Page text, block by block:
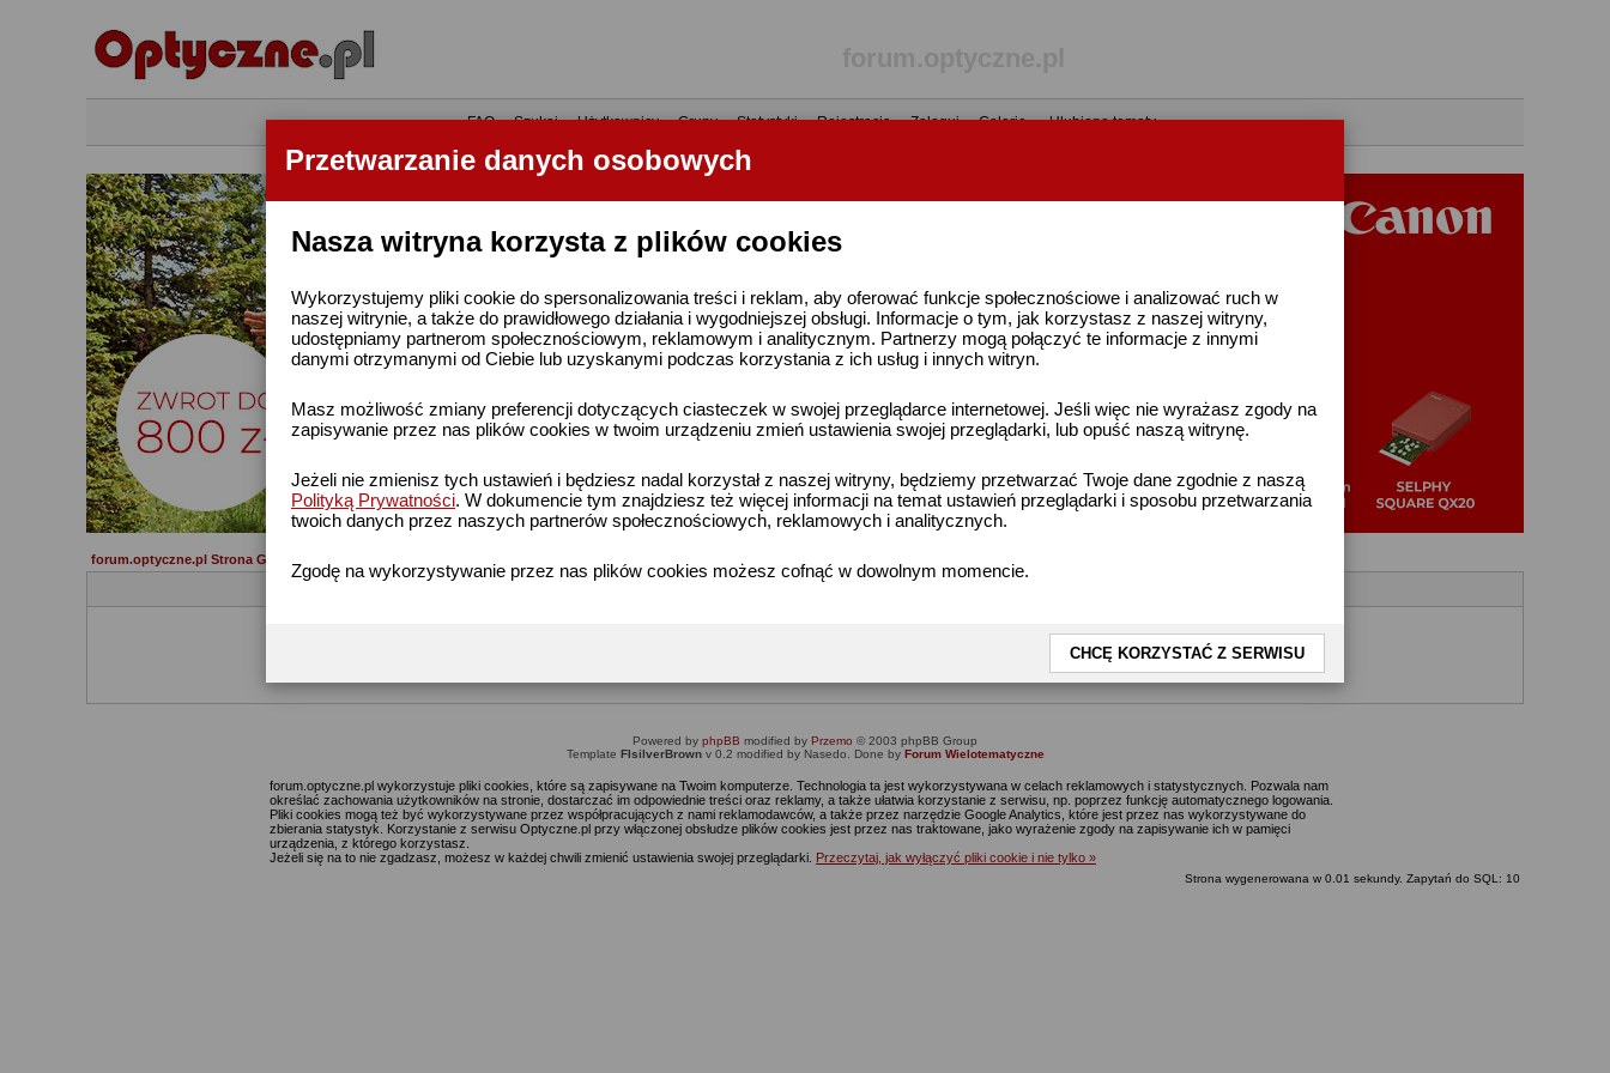
Przetwarzanie danych osobowych
Nasza witryna korzysta z plików cookies
Wykorzystujemy pliki cookie do spersonalizowania treści i reklam, aby oferować funkcje społecznościowe i analizować ruch w
naszej witrynie, a także do prawidłowego działania i wygodniejszej obsługi. Informacje o tym, jak korzystasz z naszej witryny,
udostępniamy partnerom społecznościowym, reklamowym i analitycznym. Partnerzy mogą połączyć te informacje z innymi
danymi otrzymanymi od Ciebie lub uzyskanymi podczas korzystania z ich usług i innych witryn.
Masz możliwość zmiany preferencji dotyczących ciasteczek w swojej przeglądarce internetowej. Jeśli więc nie wyrażasz zgody na
zapisywanie przez nas plików cookies w twoim urządzeniu zmień ustawienia swojej przeglądarki, lub opuść naszą witrynę.
Jeżeli nie zmienisz tych ustawień i będziesz nadal korzystał z naszej witryny, będziemy przetwarzać Twoje dane zgodnie z naszą
Polityką Prywatności. W dokumencie tym znajdziesz też więcej informacji na temat ustawień przeglądarki i sposobu przetwarzania
twoich danych przez naszych partnerów społecznościowych, reklamowych i analitycznych.
Zgodę na wykorzystywanie przez nas plików cookies możesz cofnąć w dowolnym momencie.
CHCĘ KORZYSTAĆ Z SERWISU
•FAQ•Szukaj•Użytkownicy•Grupy•Statystyki•Rejestracja•Zaloguj•Galerie• Ulubione tematy
forum.optyczne.pl Strona Główna
żeby przejść do formularza rejestracyjnego.
Powered by phpBB modified by Przemo © 2003 phpBB Group
Template FIsilverBrownv 0.2 modified by Nasedo. Done by Forum Wielotematyczne
forum.optyczne.pl wykorzystuje pliki cookies, które są zapisywane na Twoim komputerze. Technologia ta jest wykorzystywana w celach reklamowych i statystycznych. Pozwala nam
określać zachowania użytkowników na stronie, dostarczać im odpowiednie treści oraz reklamy, a także ułatwia korzystanie z serwisu, np. poprzez funkcję automatycznego logowania.
Pliki cookies mogą też być wykorzystywane przez współpracujących z nami reklamodawców, a także przez narzędzie Google Analytics, które jest przez nas wykorzystywane do
zbierania statystyk. Korzystanie z serwisu Optyczne.pl przy włączonej obsłudze plików cookies jest przez nas traktowane, jako wyrażenie zgody na zapisywanie ich w pamięci
urządzenia, z którego korzystasz.
Jeżeli się na to nie zgadzasz, możesz w każdej chwili zmienić ustawienia swojej przeglądarki. Przeczytaj, jak wyłączyć pliki cookie i nie tylko »
Strona wygenerowana w 0.01 sekundy. Zapytań do SQL: 10